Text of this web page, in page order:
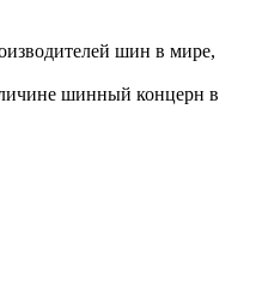
шин в мире,
шинный концерн в